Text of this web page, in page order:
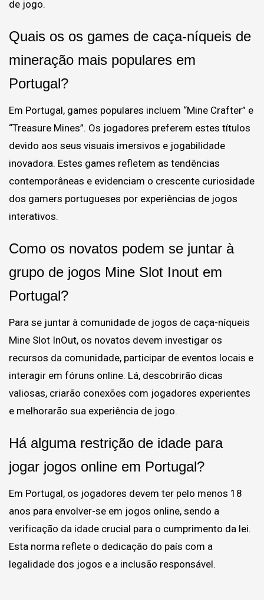
de jogo.
Quais os os games de caça-níqueis de
mineração mais populares em
Portugal?
Em Portugal, games populares incluem “Mine Crafter” e
“Treasure Mines”. Os jogadores preferem estes títulos
devido aos seus visuais imersivos e jogabilidade
inovadora. Estes games refletem as tendências
contemporâneas e evidenciam o crescente curiosidade
dos gamers portugueses por experiências de jogos
interativos.
Como os novatos podem se juntar à
grupo de jogos Mine Slot Inout em
Portugal?
Para se juntar à comunidade de jogos de caça-níqueis
Mine Slot InOut, os novatos devem investigar os
recursos da comunidade, participar de eventos locais e
interagir em fóruns online. Lá, descobrirão dicas
valiosas, criarão conexões com jogadores experientes
e melhorarão sua experiência de jogo.
Há alguma restrição de idade para
jogar jogos online em Portugal?
Em Portugal, os jogadores devem ter pelo menos 18
anos para envolver-se em jogos online, sendo a
verificação da idade crucial para o cumprimento da lei.
Esta norma reflete o dedicação do país com a
legalidade dos jogos e a inclusão responsável.